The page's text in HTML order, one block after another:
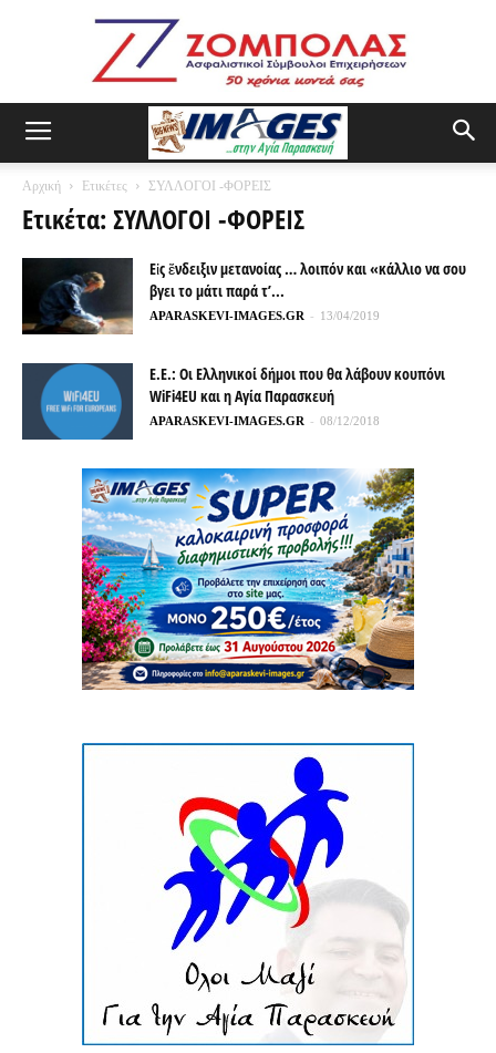
Αρχική Ετικέτες ΣΥΛΛΟΓΟΙ -ΦΟΡΕΙΣ
Ετικέτα: ΣΥΛΛΟΓΟΙ -ΦΟΡΕΙΣ
Εἰς ἔνδειξιν μετανοίας … λοιπόν και «κάλλιο να σου
βγει το μάτι παρά τ’...
APARASKEVI-IMAGES.GR - 13/04/2019
Ε.Ε.: Οι Ελληνικοί δήμοι που θα λάβουν κουπόνι
WiFi4EU και η Αγία Παρασκευή
APARASKEVI-IMAGES.GR - 08/12/2018